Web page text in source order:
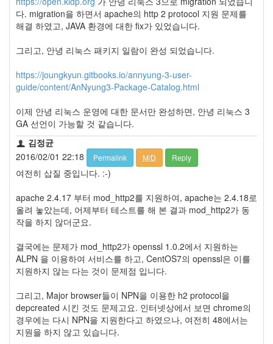
다. migration을 하면서 apache의 http 2 protocol 지원 문제를
해결 하였고, JAVA 환경에 대한 fix가 있었습니다.
그리고, 안녕 리눅스 패키지 일람이 완성 되었습니다.
https://joungkyun.gitbooks.io/annyung-3-user-
guide/content/AnNyung3-Package-Catalog.html
이제 안녕 리눅스 운영에 대한 문서만 완성하면, 안녕 리눅스 3
GA 선언이 가능할 것 같습니다.
김정균
2016/02/01 22:18
Permalink M/D Reply
여전히 삽질 중입니다. :-)
apache 2.4.17 부터 mod_http2를 지원하여, apache는 2.4.18로
올려 놓았는데, 어제부터 테스트를 해 본 결과 mod_http2가 동
작을 하지 않더군요.
결국에는 문제가 mod_http2가 openssl 1.0.2에서 지원하는
ALPN 을 이용하여 서비스를 하고, CentOS7의 openssl은 이를
지원하지 않는 다는 것이 문제점 입니다.
그리고, Major browser들이 NPN을 이용한 h2 protocol을
depcreated 시킨 것도 문제고요. 인터넷상에서 보면 chrome의
경우에는 다시 NPN을 지원한다고 하였으나, 여전히 48에서는
지원을 하지 않고 있습니다.
11
둘
째
고
지
3
143
안
녕
리
스
프
로
그
밍
57
Mozilla
Tip
&
Trick
18